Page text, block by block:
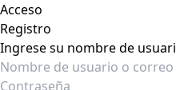
Acceso
Registro
Ingrese su nombre de